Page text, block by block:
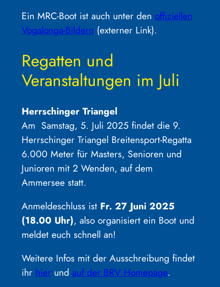
Ein MRC-Boot ist auch unter den offiziellen
Vogalonga-Bildern (externer Link).
Regatten und
Veranstaltungen im Juli
Herrschinger Triangel
Am Samstag, 5. Juli 2025 findet die 9.
Herrschinger Triangel Breitensport-Regatta
6.000 Meter für Masters, Senioren und
Junioren mit 2 Wenden, auf dem
Ammersee statt.
Anmeldeschluss ist Fr. 27 Juni 2025
(18.00 Uhr), also organisiert ein Boot und
meldet euch schnell an!
Weitere Infos mit der Ausschreibung findet
ihr hier und auf der BRV Homepage.